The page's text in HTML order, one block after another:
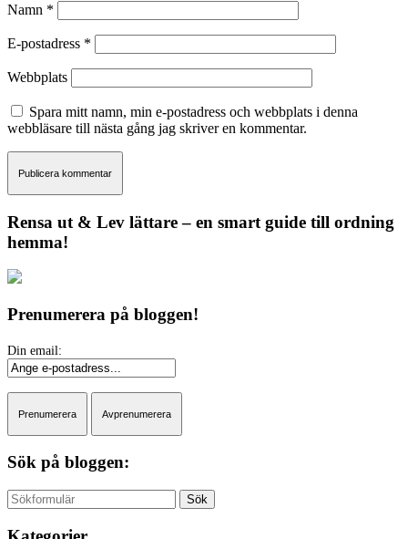
Namn *
E-postadress *
Webbplats
Spara mitt namn, min e-postadress och webbplats i denna
webbläsare till nästa gång jag skriver en kommentar.
Rensa ut & Lev lättare – en smart guide till ordning
hemma!
Prenumerera på bloggen!
Sök på bloggen:
Sök